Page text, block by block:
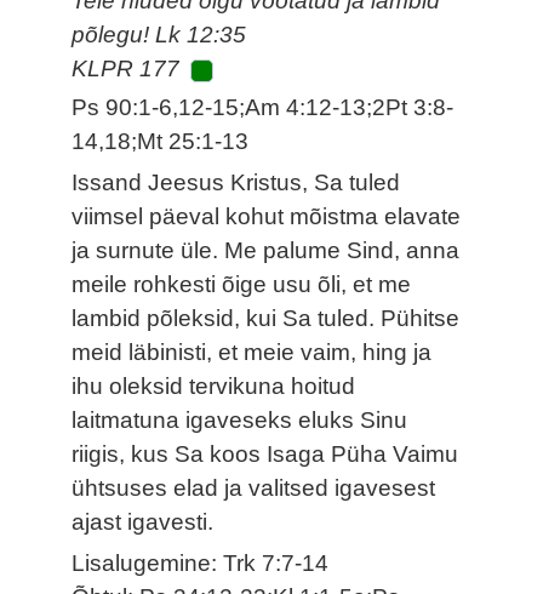
põlegu! Lk 12:35
KLPR 177
Ps 90:1-6,12-15;Am 4:12-13;2Pt 3:8-
14,18;Mt 25:1-13
Issand Jeesus Kristus, Sa tuled
viimsel päeval kohut mõistma elavate
ja surnute üle. Me palume Sind, anna
meile rohkesti õige usu õli, et me
lambid põleksid, kui Sa tuled. Pühitse
meid läbinisti, et meie vaim, hing ja
ihu oleksid tervikuna hoitud
laitmatuna igaveseks eluks Sinu
riigis, kus Sa koos Isaga Püha Vaimu
ühtsuses elad ja valitsed igavesest
ajast igavesti.
Lisalugemine: Trk 7:7-14